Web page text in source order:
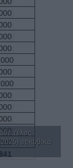
τέλος
σε κυβικά